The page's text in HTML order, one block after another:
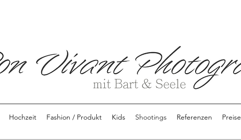
Hochzeit Fashion / Produkt Kids Shootings Referenzen Preise